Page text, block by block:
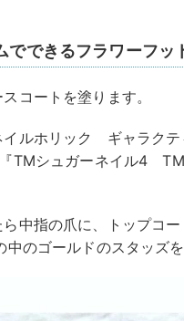
でできるフラワーフッ
ートを塗ります。
ルホリック ギャラクテ
『TMシュガーネイル4
指の爪に、トップコー
のゴールドのスタッズを